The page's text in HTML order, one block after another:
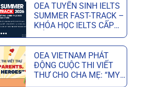
OEA TUYỂN SINH IELTS
SUMMER FAST-TRACK –
KHÓA HỌC IELTS CẤP
TIÊU CHỈ SAU 6 TUẦN
OEA VIETNAM PHÁT
ĐỘNG CUỘC THI VIẾT
THƯ CHO CHA MẸ: “MY